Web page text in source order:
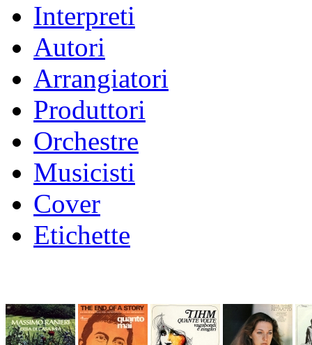
Interpreti
Autori
Arrangiatori
Produttori
Orchestre
Musicisti
Cover
Etichette